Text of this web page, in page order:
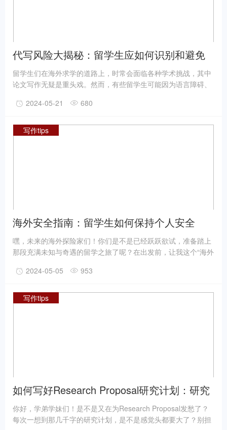
代写风险大揭秘：留学生应如何识别和避免
留学生们在海外求学的道路上，时常会面临各种学术挑战，其中
论文写作无疑是重头戏。然而，有些留学生可能因为语言障碍、
吗，这背后隐藏着巨大的风险。今天，我们就来揭秘代写背后的
2024-05-21 680
写作tips
海外安全指南：留学生如何保持个人安全
嘿，未来的海外探险家们！你们是不是已经跃跃欲试，准备踏上
那段充满未知与奇遇的留学之旅了呢？在出发前，让我这个“海外
乡，保护好自己才是最重要的呀！
2024-05-05 953
写作tips
如何写好Research Proposal研究计划：研究
计划写作的七个要素
你好，学弟学妹们！是不是又在为Research Proposal发愁了？
每次一想到那几千字的研究计划，是不是感觉头都要大了？别担